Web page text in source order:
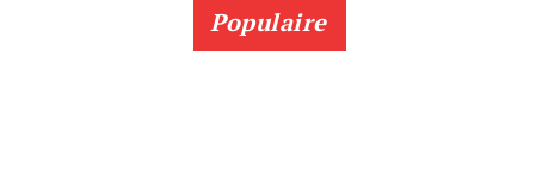
Populaire